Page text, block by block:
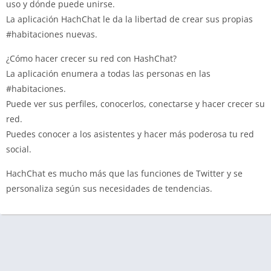
uso y dónde puede unirse.
La aplicación HachChat le da la libertad de crear sus propias
#habitaciones nuevas.
¿Cómo hacer crecer su red con HashChat?
La aplicación enumera a todas las personas en las
#habitaciones.
Puede ver sus perfiles, conocerlos, conectarse y hacer crecer su
red.
Puedes conocer a los asistentes y hacer más poderosa tu red
social.
HachChat es mucho más que las funciones de Twitter y se
personaliza según sus necesidades de tendencias.